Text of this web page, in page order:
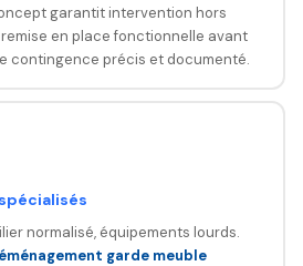
garantit intervention hors
en place fonctionnelle avant
contingence précis et documenté.
normalisé, équipements lourds.
garde meuble